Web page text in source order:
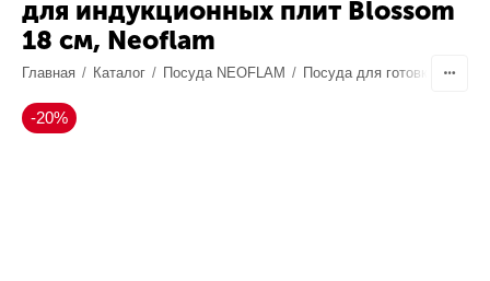
для индукционных плит Blossom
18 см, Neoflam
Главная / Каталог / Посуда NEOFLAM / Посуда для готовки /
-20%